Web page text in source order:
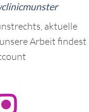
aktuelle
Arbeit findest